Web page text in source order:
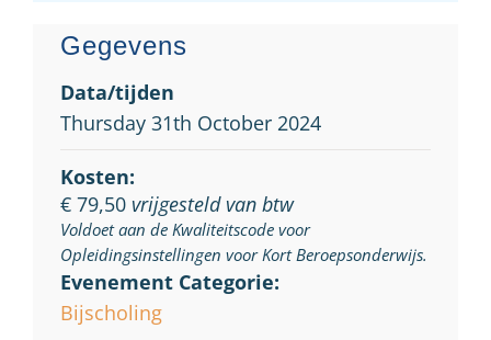
Gegevens
Data/tijden
Thursday 31th October 2024
Kosten:
€ 79,50 vrijgesteld van btw
Voldoet aan de Kwaliteitscode voor
Opleidingsinstellingen voor Kort Beroepsonderwijs.
Evenement Categorie:
Bijscholing